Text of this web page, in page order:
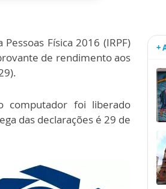
Física 2016 (IRPF)
de rendimento aos
computador foi liberado
das declarações é 29 de
+